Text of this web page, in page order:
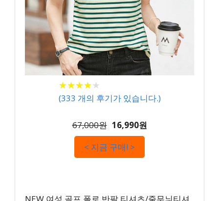
★★★★★
★★★★★
(333 개의 후기가 있습니다.)
67,000원 16,990원
< 지금 구매! >
NEW 여성 골프 폴로 반팔 티셔츠/줄무늬티셔